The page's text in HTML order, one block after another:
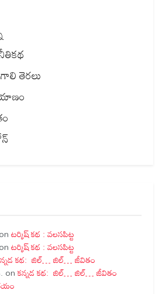
తెరలు
onటర్కిష్ కథ : వలసపిట్ట
onటర్కిష్ కథ : వలసపిట్ట
కథ: జిల్… జిల్… జీవితం
onకన్నడ కథ: జిల్… జిల్… జీవితం